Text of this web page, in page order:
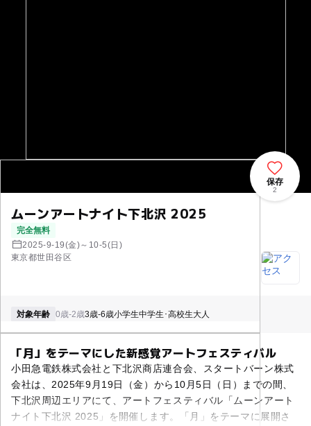
ムーンアートナイト下北沢 2025
完全無料
2025-9-19(金)～10-5(日)
東京都世田谷区
保存
2
対象年齢 0歳-2歳3歳-6歳小学生中学生･高校生大人
「月」をテーマにした新感覚アートフェスティバル
小田急電鉄株式会社と下北沢商店連合会、スタートバーン株式
会社は、2025年9月19日（金）から10月5日（日）までの間、
下北沢周辺エリアにて、アートフェスティバル「ムーンアート
ナイト下北沢 2025」を開催します。「月」をテーマに展開さ